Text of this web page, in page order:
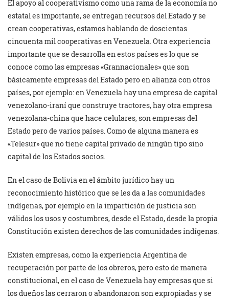
El apoyo al cooperativismo como una rama de la economía no
estatal es importante, se entregan recursos del Estado y se
crean cooperativas, estamos hablando de doscientas
cincuenta mil cooperativas en Venezuela. Otra experiencia
importante que se desarrolla en estos países es lo que se
conoce como las empresas «Grannacionales» que son
básicamente empresas del Estado pero en alianza con otros
países, por ejemplo: en Venezuela hay una empresa de capital
venezolano-iraní que construye tractores, hay otra empresa
venezolana-china que hace celulares, son empresas del
Estado pero de varios países. Como de alguna manera es
«Telesur» que no tiene capital privado de ningún tipo sino
capital de los Estados socios.
En el caso de Bolivia en el ámbito jurídico hay un
reconocimiento histórico que se les da a las comunidades
indígenas, por ejemplo en la impartición de justicia son
válidos los usos y costumbres, desde el Estado, desde la propia
Constitución existen derechos de las comunidades indígenas.
Existen empresas, como la experiencia Argentina de
recuperación por parte de los obreros, pero esto de manera
constitucional, en el caso de Venezuela hay empresas que si
los dueños las cerraron o abandonaron son expropiadas y se